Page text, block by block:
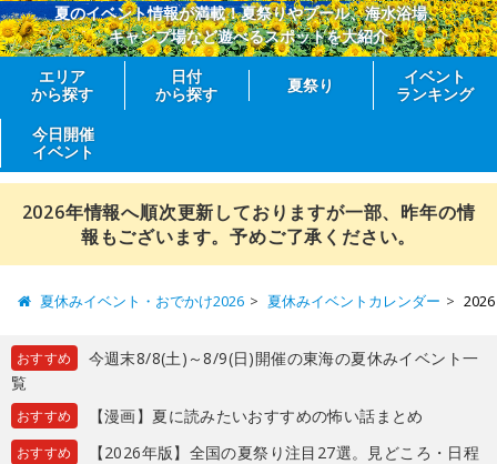
夏のイベント情報が満載！夏祭りやプール、海水浴場、
キャンプ場など遊べるスポットを大紹介
エリア
から探す
日付
から探す
夏祭り
イベント
ランキング
今日開催
イベント
2026年情報へ順次更新しておりますが一部、昨年の情
報もございます。予めご了承ください。
夏休みイベント・おでかけ2026 夏休みイベントカレンダー
おすすめ
今週末8/8(土)～8/9(日)開催の東海の夏休みイベント一
覧
おすすめ 【漫画】夏に読みたいおすすめの怖い話まとめ
おすすめ
【2026年版】全国の夏祭り注目27選。見どころ・日程